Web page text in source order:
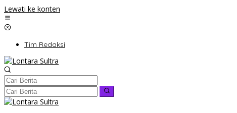
Lewati ke konten
Tim Redaksi